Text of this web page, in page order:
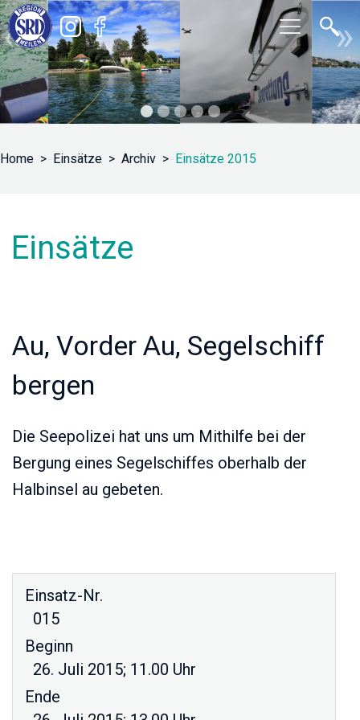
« »
Home Einsätze Archiv Einsätze 2015
Einsätze
Au, Vorder Au, Segelschiff
bergen
Die Seepolizei hat uns um Mithilfe bei der
Bergung eines Segelschiffes oberhalb der
Halbinsel au gebeten.
Einsatz-Nr.
015
Beginn
26. Juli 2015; 11.00 Uhr
Ende